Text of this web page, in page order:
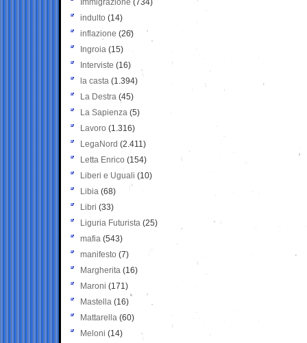
Immigrazione (734)
indulto (14)
inflazione (26)
Ingroia (15)
Interviste (16)
la casta (1.394)
La Destra (45)
La Sapienza (5)
Lavoro (1.316)
LegaNord (2.411)
Letta Enrico (154)
Liberi e Uguali (10)
Libia (68)
Libri (33)
Liguria Futurista (25)
mafia (543)
manifesto (7)
Margherita (16)
Maroni (171)
Mastella (16)
Mattarella (60)
Meloni (14)